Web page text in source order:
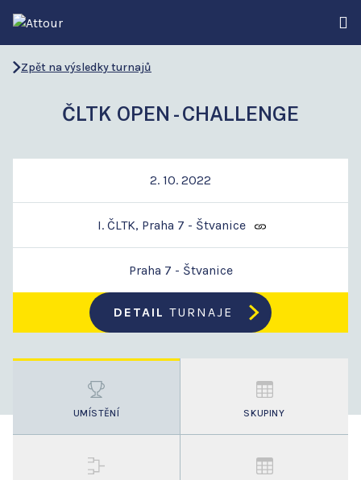
Zpět na výsledky turnajů
ČLTK OPEN - CHALLENGE
2. 10. 2022
I. ČLTK, Praha 7 - Štvanice
Praha 7 - Štvanice
DETAIL TURNAJE
UMÍSTĚNÍ SKUPINY